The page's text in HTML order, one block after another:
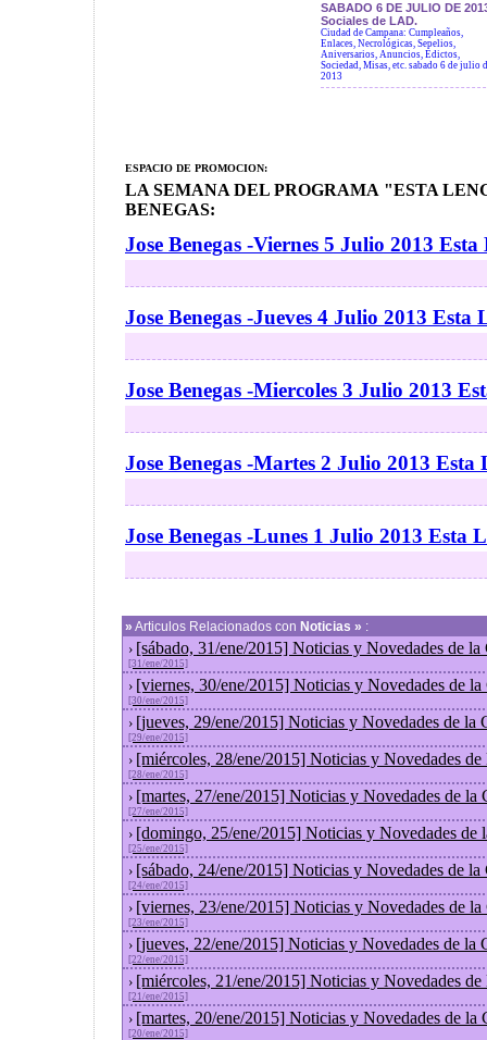
SABADO 6 DE JULIO DE
Sociales de LAD.
Ciudad de Campana: Cumpleaños,
Enlaces, Necrológicas, Sepelios,
Aniversarios, Anuncios, Edictos,
Sociedad, Misas, etc. sabado 6 de julio
2013
ESPACIO DE PROMOCION:
LA SEMANA DEL PROGRAMA "ESTA
BENEGAS:
Jose Benegas -Viernes 5 Julio 2013
Jose Benegas -Jueves 4 Julio 2013 Esta
Jose Benegas -Miercoles 3 Julio 2013
Jose Benegas -Martes 2 Julio 2013 Esta
Jose Benegas -Lunes 1 Julio 2013 Esta
» Articulos Relacionados con Noticias » :
› [sábado, 31/ene/2015] Noticias y Novedades de la
[31/ene/2015]
› [viernes, 30/ene/2015] Noticias y Novedades de
[30/ene/2015]
› [jueves, 29/ene/2015] Noticias y Novedades de la
[29/ene/2015]
› [miércoles, 28/ene/2015] Noticias y Novedades
[28/ene/2015]
› [martes, 27/ene/2015] Noticias y Novedades de la
[27/ene/2015]
› [domingo, 25/ene/2015] Noticias y Novedades de
[25/ene/2015]
› [sábado, 24/ene/2015] Noticias y Novedades de la
[24/ene/2015]
› [viernes, 23/ene/2015] Noticias y Novedades de
[23/ene/2015]
› [jueves, 22/ene/2015] Noticias y Novedades de la
[22/ene/2015]
› [miércoles, 21/ene/2015] Noticias y Novedades
[21/ene/2015]
› [martes, 20/ene/2015] Noticias y Novedades de la
[20/ene/2015]